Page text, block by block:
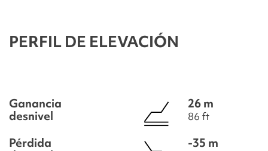
PERFIL DE ELEVACIÓN
Ganancia
desnivel
26 m
86 ft
Pérdida
-35 m